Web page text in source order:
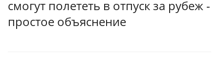
смогут полететь в отпуск за рубеж -
простое объяснение